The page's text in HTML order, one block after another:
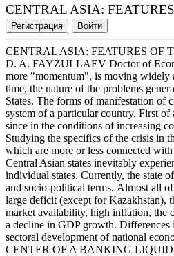
CENTRAL ASIA:
Регистрация Войти
CENTRAL ASIA: FEATURES OF
D. A. FAYZULLAEV Doctor of
more "momentum", is moving widely
time, the nature of the problems
States. The forms of manifestation of
system of a particular country. First
since in the conditions of increasing
Studying the specifics of the crisis in
which are more or less connected
Central Asian states inevitably
individual states. Currently, the state
and socio-political terms. Almost all
large deficit (except for Kazakhstan),
market availability, high inflation, the
a decline in GDP growth. Differences
sectoral development of national
CENTER OF A BANKING